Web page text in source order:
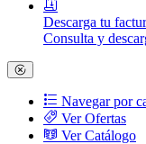
Descarga tu
Consulta y
Navegar por
Ver Ofertas
Ver Catálogo